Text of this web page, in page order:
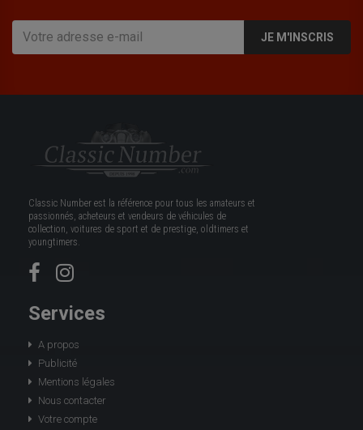
JE M'INSCRIS
Classic Number est la référence pour tous les amateurs et
passionnés, acheteurs et vendeurs de véhicules de
collection, voitures de sport et de prestige, oldtimers et
youngtimers.
Services
A propos
Publicité
Mentions légales
Nous contacter
Votre compte